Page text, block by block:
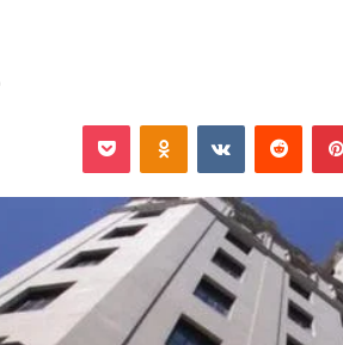
بينتيريست ‏Reddit
‏VKontakte
Odnoklassniki
‫Pocket